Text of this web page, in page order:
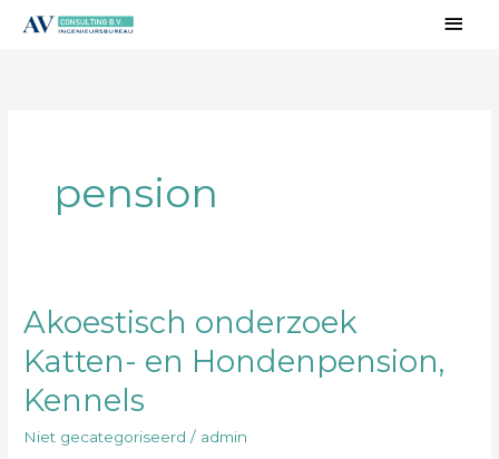
pension
Akoestisch onderzoek
Katten- en Hondenpension,
Kennels
Niet gecategoriseerd / admin
Akoestisch
Katten-
en
Hondenpension,